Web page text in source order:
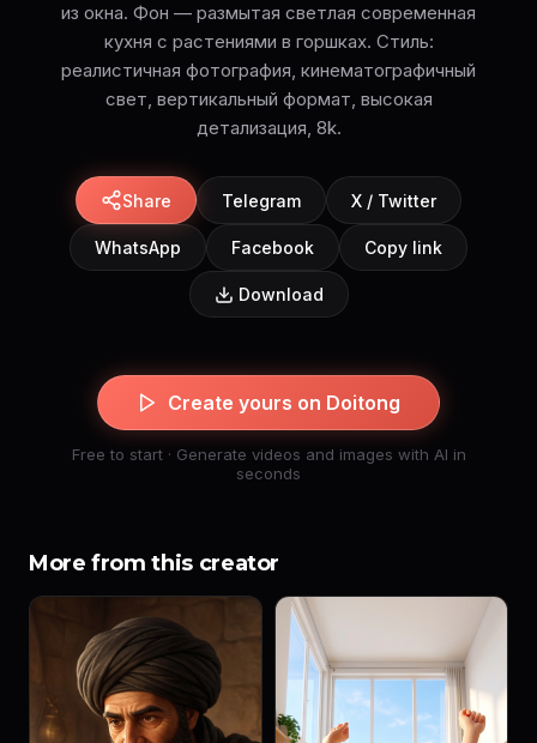
из окна. Фон — размытая светлая современная
кухня с растениями в горшках. Стиль:
реалистичная фотография, кинематографичный
свет, вертикальный формат, высокая
детализация, 8k.
Share Telegram X / Twitter
WhatsApp Facebook Copy link
Download
Create yours on Doitong
Free to start · Generate videos and images with AI in
seconds
More from this creator